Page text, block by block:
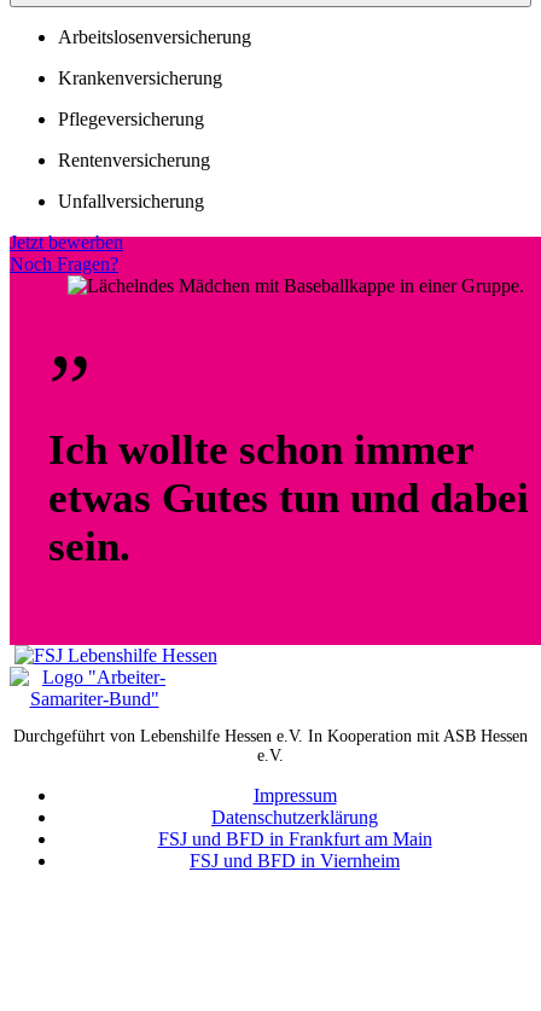
Arbeitslosenversicherung
Krankenversicherung
Pflegeversicherung
Rentenversicherung
Unfallversicherung
Jetzt bewerben
Noch Fragen?
„
Ich wollte schon immer
etwas Gutes tun und dabei
sein.
Durchgeführt von Lebenshilfe Hessen e.V. In Kooperation mit ASB Hessen
e.V.
Impressum
Datenschutzerklärung
FSJ und BFD in Frankfurt am Main
FSJ und BFD in Viernheim